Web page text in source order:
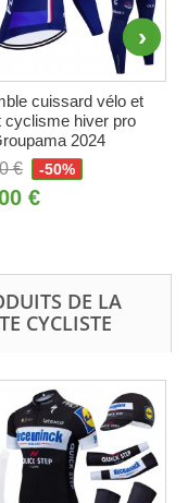
cuissard vélo et
cyclisme hiver pro
2024
€
-50%
€
DE LA
CYCLISTE